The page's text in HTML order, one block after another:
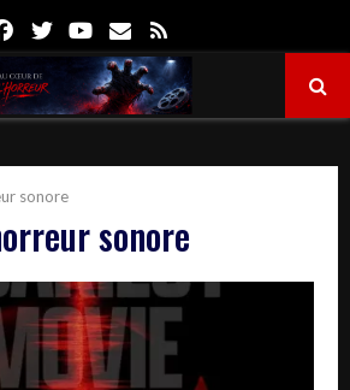
FacebookTwitterYoutube
Email
sonore
sonore